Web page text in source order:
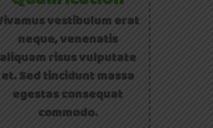
vestibulum erat
neque, venenatis
aliquam risus vulputate
et. Sed tincidunt massa
egestas consequat
commodo.